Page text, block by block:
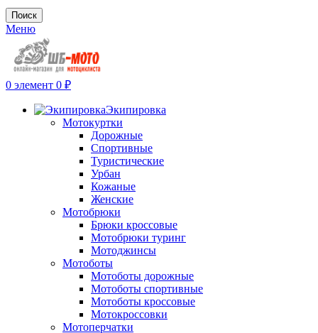
Поиск
Меню
0 элемент 0 ₽
Экипировка
Мотокуртки
Дорожные
Спортивные
Туристические
Урбан
Кожаные
Женские
Мотобрюки
Брюки кроссовые
Мотобрюки туринг
Мотоджинсы
Мотоботы
Мотоботы дорожные
Мотоботы спортивные
Мотоботы кроссовые
Мотокроссовки
Мотоперчатки